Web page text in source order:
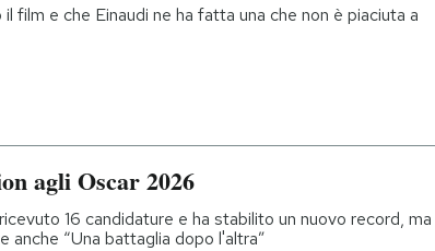
film e che Einaudi ne ha fatta una che non è piaciuta a
agli Oscar 2026
16 candidature e ha stabilito un nuovo record, ma
anche “Una battaglia dopo l'altra”